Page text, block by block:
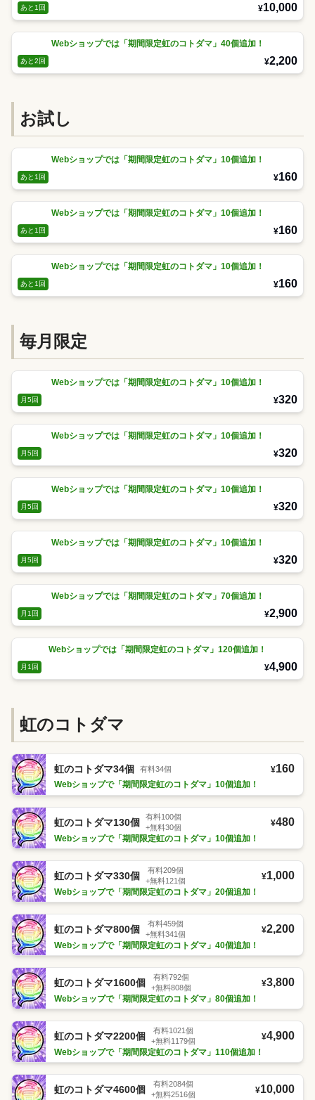
あと1回 ¥10,000
Webショップでは「期間限定虹のコトダマ」40個追加！
あと2回 ¥2,200
お試し
Webショップでは「期間限定虹のコトダマ」10個追加！
あと1回 ¥160
Webショップでは「期間限定虹のコトダマ」10個追加！
あと1回 ¥160
Webショップでは「期間限定虹のコトダマ」10個追加！
あと1回 ¥160
毎月限定
Webショップでは「期間限定虹のコトダマ」10個追加！
月5回 ¥320
Webショップでは「期間限定虹のコトダマ」10個追加！
月5回 ¥320
Webショップでは「期間限定虹のコトダマ」10個追加！
月5回 ¥320
Webショップでは「期間限定虹のコトダマ」10個追加！
月5回 ¥320
Webショップでは「期間限定虹のコトダマ」70個追加！
月1回 ¥2,900
Webショップでは「期間限定虹のコトダマ」120個追加！
月1回 ¥4,900
虹のコトダマ
虹のコトダマ34個 有料34個 ¥160
Webショップで「期間限定虹のコトダマ」10個追加！
虹のコトダマ130個
有料100個
+無料30個
¥480
Webショップで「期間限定虹のコトダマ」10個追加！
虹のコトダマ330個
有料209個
+無料121個
¥1,000
Webショップで「期間限定虹のコトダマ」20個追加！
虹のコトダマ800個
有料459個
+無料341個
¥2,200
Webショップで「期間限定虹のコトダマ」40個追加！
虹のコトダマ1600個
有料792個
+無料808個
¥3,800
Webショップで「期間限定虹のコトダマ」80個追加！
虹のコトダマ2200個
有料1021個
+無料1179個
¥4,900
Webショップで「期間限定虹のコトダマ」110個追加！
虹のコトダマ4600個
有料2084個
+無料2516個
¥10,000